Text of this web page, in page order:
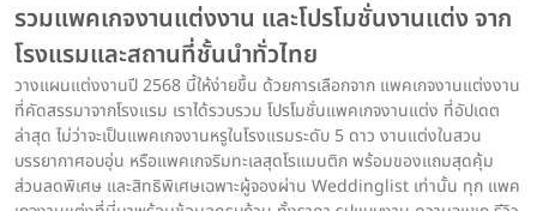
รวมแพคเกจงานแต่งงาน และโปรโมชั่นงานแต่ง จาก
โรงแรมและสถานที่ชั้นนำทั่วไทย
วางแผนแต่งงานปี 2568 นี้ให้ง่ายขึ้น ด้วยการเลือกจาก แพคเกจงานแต่งงาน
ที่คัดสรรมาจากโรงแรม เราได้รวบรวม โปรโมชั่นแพคเกจงานแต่ง ที่อัปเดต
ล่าสุด ไม่ว่าจะเป็นแพคเกจงานหรูในโรงแรมระดับ 5 ดาว งานแต่งในสวน
บรรยากาศอบอุ่น หรือแพคเกจริมทะเลสุดโรแมนติก พร้อมของแถมสุดคุ้ม
ส่วนลดพิเศษ และสิทธิพิเศษเฉพาะผู้จองผ่าน Weddinglist เท่านั้น ทุก แพค